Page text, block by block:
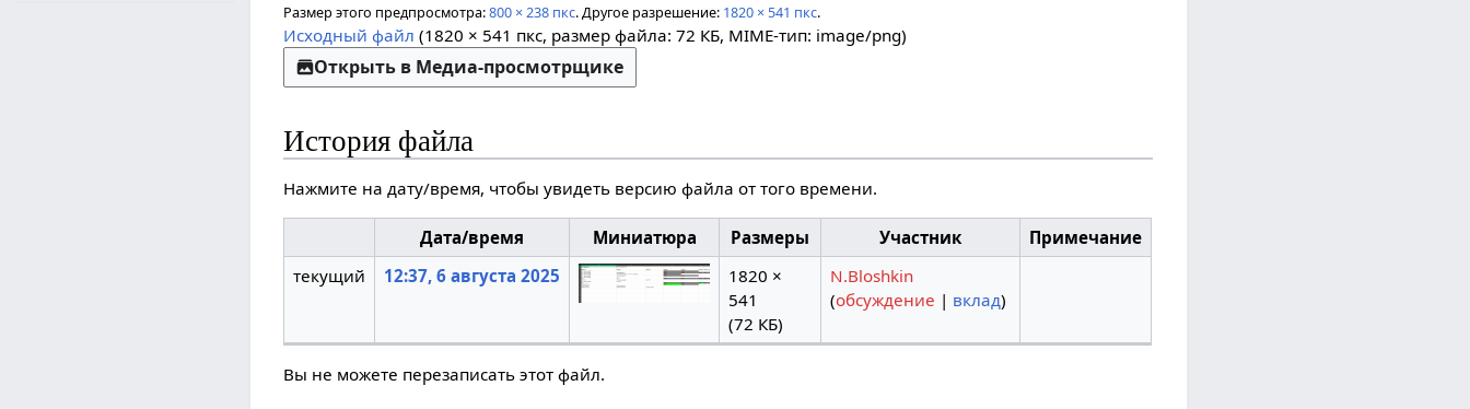
Размер этого предпросмотра:800 × 238 пкс.Другое разрешение: 1820 × 541 пкс.
Исходный файл (1820 × 541 пкс, размер файла: 72 КБ, MIME-тип: image/png)
Открыть в Медиа-просмотрщике
История файла
Нажмите на дату/время, чтобы увидеть версию файла от того времени.
Дата/время Миниатюра Размеры Участник
Примечание
текущий
12:37, 6 августа 2025
1820 ×
541
(72 КБ)
N.Bloshkin
(обсуждение | вклад)
Вы не можете перезаписать этот файл.